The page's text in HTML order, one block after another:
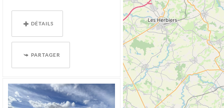
DÉTAILS
PARTAGER